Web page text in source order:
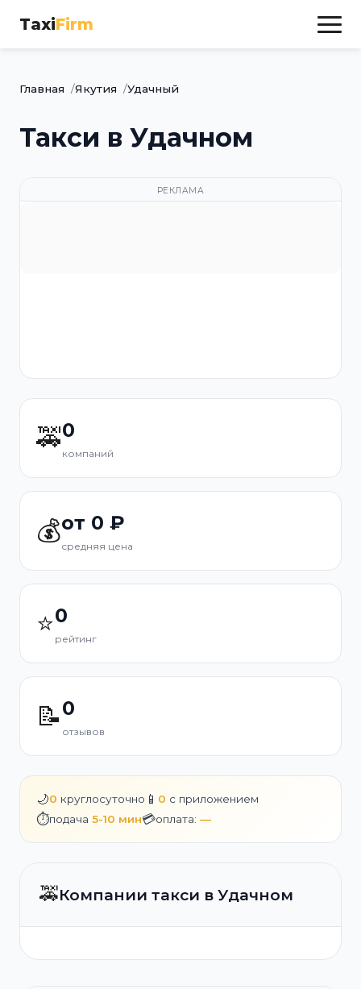
TaxiFirm
Главная Якутия Удачный
Такси в Удачном
РЕКЛАМА
🚕0
компаний
💰от 0 ₽
средняя цена
⭐0
рейтинг
📝0
отзывов
🌙0 круглосуточно 📱 0 с приложением
⏱️подача 5-10 мин💳оплата: —
🚕Компании такси в Удачном